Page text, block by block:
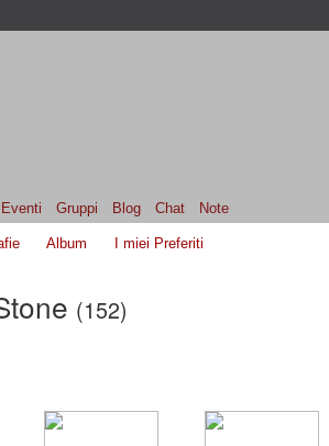
Eventi Gruppi Blog Chat Note
Album I miei Preferiti
(152)